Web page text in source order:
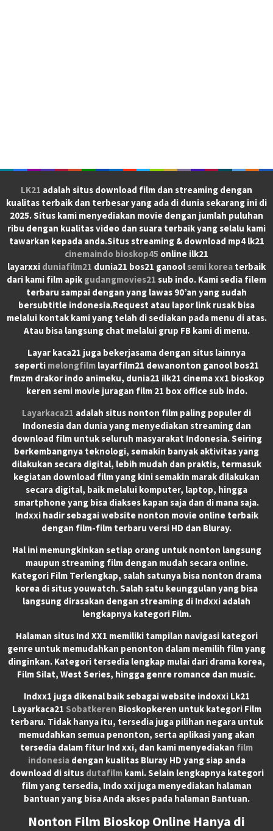
LK21 adalah situs download film dan streaming dengan
kualitas terbaik dan terbesar yang ada di dunia sekarang ini di
2025. Situs kami menyediakan movie dengan jumlah puluhan
ribu dengan kualitas video dan suara terbaik yang selalu kami
tawarkan kepada anda.Situs streaming & download mp4 lk21
cinemaindo bioskop45 online ilk21
layarxxi duniafilm21 dunia21 bos21 ganool semi korea terbaik
dari kami film apik gudangmovies21 sub indo. Kami sedia filem
terbaru sampai dengan yang lawas 90’an yang sudah
bersubtitle indonesia.Request atau lapor link rusak bisa
melalui kontak kami yang telah di sediakan pada menu di atas.
Atau bisa langsung chat melalui grup FB kami di menu.
Layar kaca21 juga bekerjasama dengan situs lainnya
seperti melongfilmlayarfilm21 dewanonton ganool bos21
fmzm drakor indo animeku, dunia21 ilk21 cinema xx1 bioskop
keren semi movie juragan film 21 box office sub indo.
Layarkaca21 adalah situs nonton film paling populer di
Indonesia dan dunia yang menyediakan streaming dan
download film untuk seluruh masyarakat Indonesia. Seiring
berkembangnya teknologi, semakin banyak aktivitas yang
dilakukan secara digital, lebih mudah dan praktis, termasuk
kegiatan download film yang kini semakin marak dilakukan
secara digital, baik melalui komputer, laptop, hingga
smartphone yang bisa diakses kapan saja dan di mana saja.
Indxxi hadir sebagai website nonton movie online terbaik
dengan film-film terbaru versi HD dan Bluray.
Hal ini memungkinkan setiap orang untuk nonton langsung
maupun streaming film dengan mudah secara online.
Kategori Film Terlengkap, salah satunya bisa nonton drama
korea di situs youwatch. Salah satu keunggulan yang bisa
langsung dirasakan dengan streaming di Indxxi adalah
lengkapnya kategori Film.
Halaman situs Ind XX1 memiliki tampilan navigasi kategori
genre untuk memudahkan penonton dalam memilih film yang
dinginkan. Kategori tersedia lengkap mulai dari drama korea,
Film Silat, West Series, hingga genre romance dan music.
Indxx1 juga dikenal baik sebagai website indoxxi Lk21
Layarkaca21 Sobatkeren Bioskopkeren untuk kategori Film
terbaru. Tidak hanya itu, tersedia juga pilihan negara untuk
memudahkan semua penonton, serta aplikasi yang akan
tersedia dalam fitur Ind xxi, dan kami menyediakan film
indonesiadengan kualitas Bluray HD yang siap anda
download di situs dutafilmkami. Selain lengkapnya kategori
film yang tersedia, Indo xxi juga menyediakan halaman
bantuan yang bisa Anda akses pada halaman Bantuan.
Nonton Film Bioskop Online Hanya di